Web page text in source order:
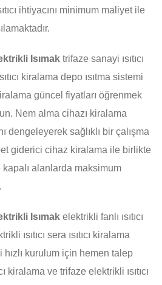
ihtiyacını minimum maliyet ile
Isımak trifaze sanayi ısıtıcı
kiralama depo ısıtma sistemi
güncel fiyatları öğrenmek
Nem alma cihazı kiralama
dengeleyerek sağlıklı bir çalışma
giderici cihaz kiralama ile birlikte
kapalı alanlarda maksimum
Isımak elektrikli fanlı ısıtıcı
ısıtıcı sera ısıtıcı kiralama
hızlı kurulum için hemen talep
kiralama ve trifaze elektrikli ısıtıcı